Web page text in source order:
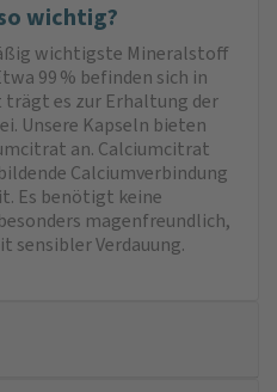
wichtig?
wichtigste Mineralstoff
99 % befinden sich in
trägt es zur Erhaltung der
Unsere Kapseln bieten
an. Calciumcitrat
Calciumverbindung
Es benötigt keine
magenfreundlich,
sensibler Verdauung.